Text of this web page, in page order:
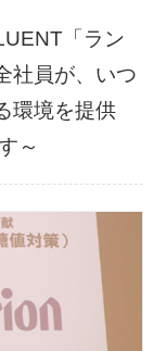
「ラン
社員が、いつ
環境を提供
～